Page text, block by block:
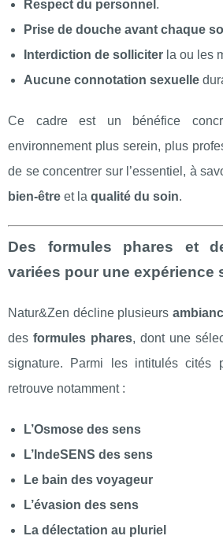
Respect du personnel .
Prise de douche avant chaque
Interdiction de solliciter la ou les
Aucune connotation sexuelle
Ce cadre est un bénéfice
environnement plus serein, plus
de se concentrer sur l’essentiel, à
bien-être et la qualité du soin.
Des formules phares et
variées pour une expérience
Natur&Zen décline plusieurs
desformules phares, dont une
signature. Parmi les intitulés cités
retrouve notamment :
L’Osmose des sens
L’IndeSENS des sens
Le bain des voyageur
L’évasion des sens
La délectation au pluriel